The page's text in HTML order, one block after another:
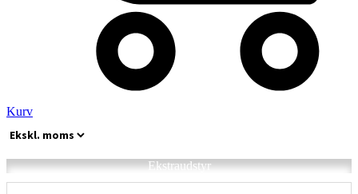
Kurv
Ekstraudstyr